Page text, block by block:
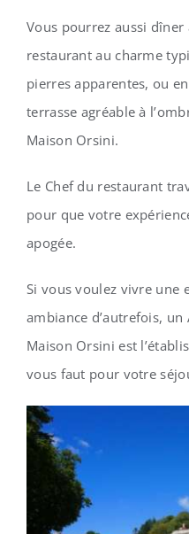
Vous pourrez aussi
restaurant au charme
pierres apparentes, ou
terrasse agréable à
Maison Orsini.
Le Chef du restaurant
pour que votre
apogée.
Si vous voulez vivre une
ambiance d’autrefois,
Maison Orsini est
vous faut pour votre